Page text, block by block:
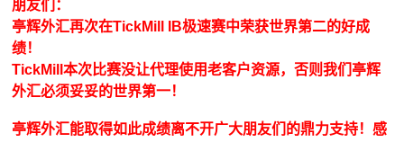
朋友们：
亭辉外汇再次在TickMill IB极速赛中荣获世界第二的好成
绩！
TickMill本次比赛没让代理使用老客户资源，否则我们亭辉
外汇必须妥妥的世界第一！
亭辉外汇能取得如此成绩离不开广大朋友们的鼎力支持！感